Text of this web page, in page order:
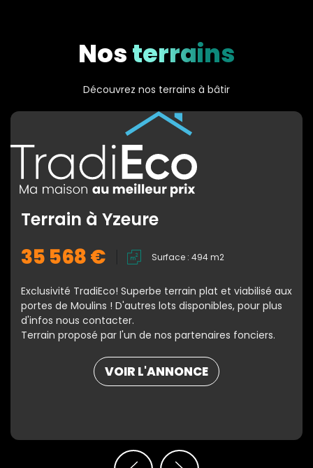
Nosterrains
Découvrez nos terrains à bâtir
Terrain à Yzeure
35 568 € Surface : 494 m2
Exclusivité TradiEco! Superbe terrain plat et viabilisé aux
portes de Moulins ! D'autres lots disponibles, pour plus
d'infos nous contacter.
Terrain proposé par l'un de nos partenaires fonciers.
VOIR L'ANNONCE